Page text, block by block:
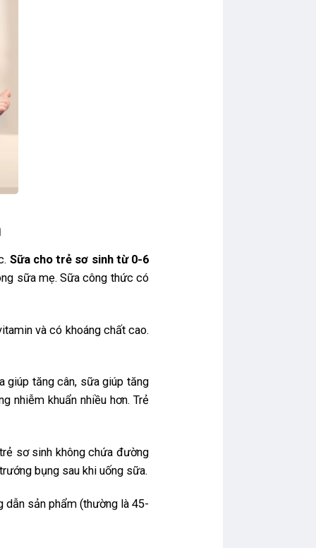
Sữa cho trẻ sơ sinh từ 0-6
sữa mẹ. Sữa công thức có
và có khoáng chất cao.
giúp tăng cân, sữa giúp tăng
nhiễm khuẩn nhiều hơn. Trẻ
sơ sinh không chứa đường
bụng sau khi uống sữa.
sản phẩm (thường là 45-